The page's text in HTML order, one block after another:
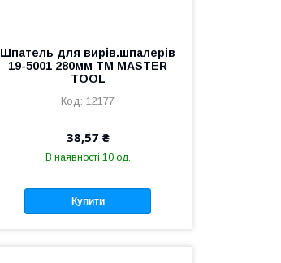
Шпатель для вирів.шпалерів
19-5001 280мм ТМ MASTER
TOOL
12177
38,57 ₴
В наявності 10 од.
Купити